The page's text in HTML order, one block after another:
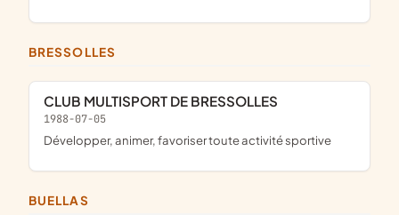
BRESSOLLES
CLUB MULTISPORT DE BRESSOLLES
1988-07-05
développer, animer, favoriser toute activité sportive
BUELLAS